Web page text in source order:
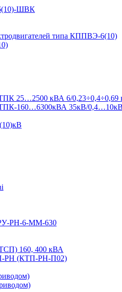
6(10)-ШВК
типа КППВЭ-6(10)
25…2500 кВА 6/0,23÷0,4÷0,69
160…6300кВА 35кВ/
РН-6-ММ-630
160, 400 кВА
РН (КТП-РН-П02)